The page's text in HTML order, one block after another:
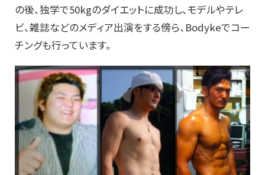
の後、独学で50kgのダイエットに成功し、モデルやテレ
ビ、雑誌などのメディア出演をする傍ら、Bodykeでコー
チングも行っています。